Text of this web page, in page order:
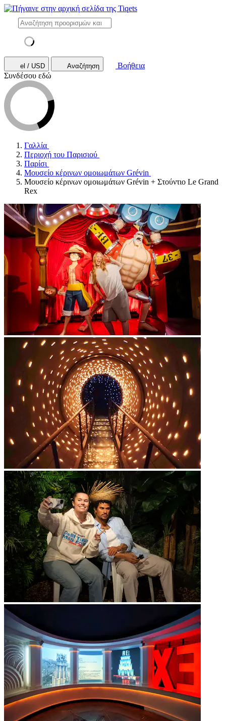
el / USD Αναζήτηση
Βοήθεια
Συνδέσου εδώ
Γαλλία
Περιοχή του Παρισιού
Παρίσι
Μουσείο κέρινων ομοιωμάτων Grévin
Μουσείο κέρινων ομοιωμάτων Grévin + Στούντιο Le Grand
Rex